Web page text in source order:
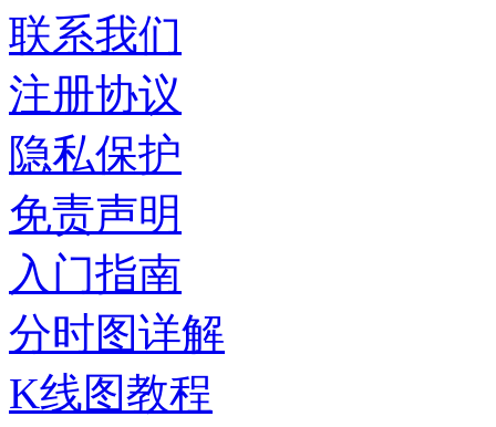
联系我们
注册协议
隐私保护
免责声明
入门指南
分时图详解
K线图教程